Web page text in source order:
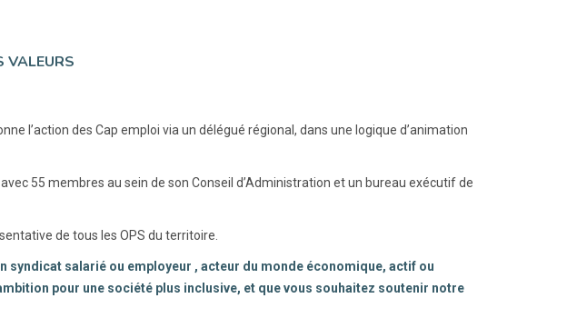
VALEURS
l’action des Cap emploi via un délégué régional, dans une logique d’animation
55 membres au sein de son Conseil d’Administration et un bureau exécutif de
de tous les OPS du territoire.
syndicat salarié ou employeur , acteur du monde économique, actif ou
pour une société plus inclusive, et que vous souhaitez soutenir notre